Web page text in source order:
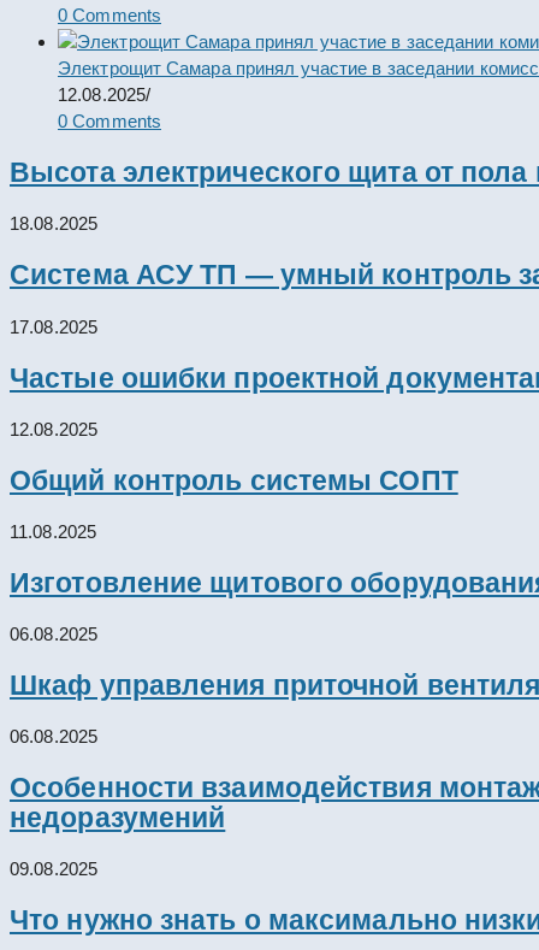
0 Comments
Электрощит Самара принял участие в заседании
12.08.2025/
0 Comments
Высота электрического щита от
18.08.2025
Система АСУ ТП — умный контроль
17.08.2025
Частые ошибки проектной
12.08.2025
Общий контроль системы СОПТ
11.08.2025
Изготовление щитового
06.08.2025
Шкаф управления приточной
06.08.2025
Особенности взаимодействия
недоразумений
09.08.2025
Что нужно знать о максимально